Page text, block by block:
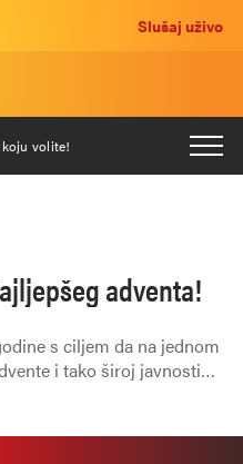
Slušaj uživo
volite!
adventa!
s ciljem da na jednom
i tako široj javnosti